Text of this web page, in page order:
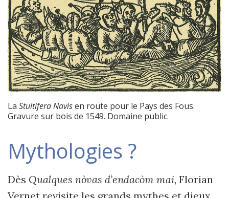
La Stultifera Navisen route pour le Pays des Fous.
Gravure sur bois de 1549. Domaine public.
Mythologies ?
Dès Qualques nòvas d’endacòm mai, Florian